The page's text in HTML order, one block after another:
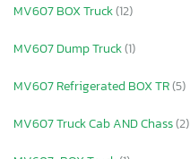
MV607 BOX Truck(12)
MV607 Dump Truck(1)
MV607 Refrigerated BOX TR(5)
MV607 Truck Cab AND Chass(2)